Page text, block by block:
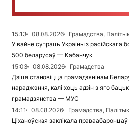
15:13 08.08.2026
Грамадства,
У вайне супраць Украіны з расійскага
500 беларусаў — Кабанчук
15:03
08.08.2026
Грамадства
Дзіця становіцца грамадзянінам
нараджэння, калі хоць адзін з яго
грамадзянства — МУС
14:11
08.08.2026
Грамадства,
Ціханоўская заклікала